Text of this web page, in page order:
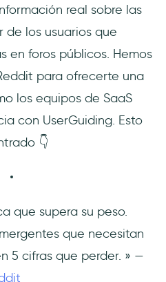
real sobre las
de los usuarios que
en foros públicos. Hemos
para ofrecerte una
los equipos de SaaS
con UserGuiding. Esto
👇
que supera su peso.
que necesitan
5 cifras que perder. » —